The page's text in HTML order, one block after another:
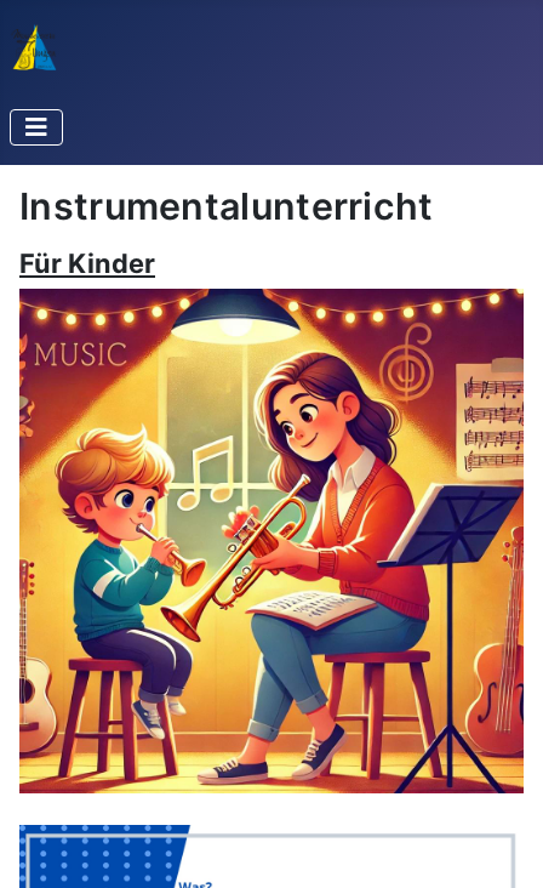
Instrumentalunterricht
Für Kinder